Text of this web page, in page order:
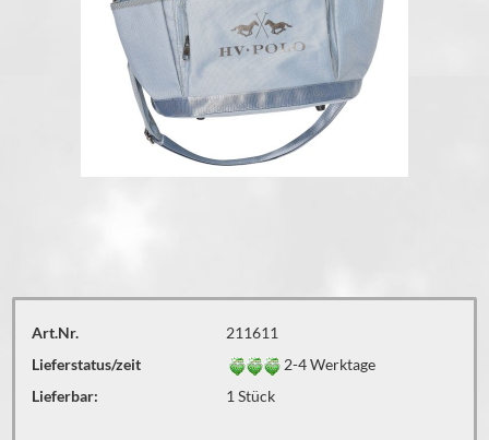
Art.Nr.
211611
Lieferstatus/zeit
2-4 Werktage
Lieferbar:
1 Stück